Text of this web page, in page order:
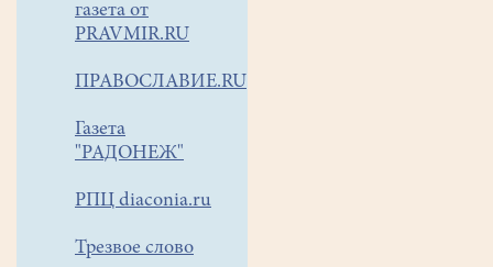
газета от
PRAVMIR.RU
ПРАВОСЛАВИЕ.RU
Газета
"РАДОНЕЖ"
РПЦ diaconia.ru
Трезвое слово